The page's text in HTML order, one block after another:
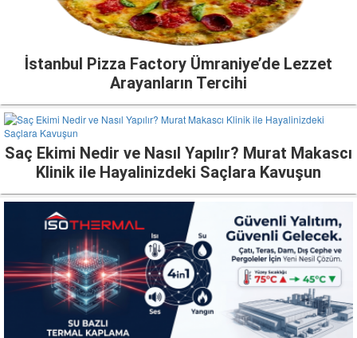
İstanbul Pizza Factory Ümraniye’de Lezzet
Arayanların Tercihi
Saç Ekimi Nedir ve Nasıl Yapılır? Murat Makascı
Klinik ile Hayalinizdeki Saçlara Kavuşun